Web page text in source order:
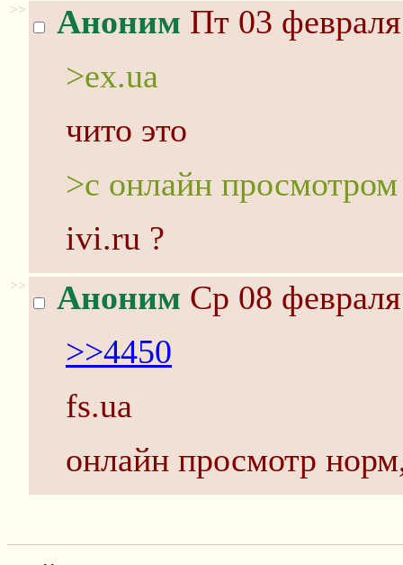
>> Аноним Пт 03
>ex.ua
чито это
>с онлайн просмотром
ivi.ru ?
>> Аноним Ср 08
>>4450
fs.ua
онлайн просмотр